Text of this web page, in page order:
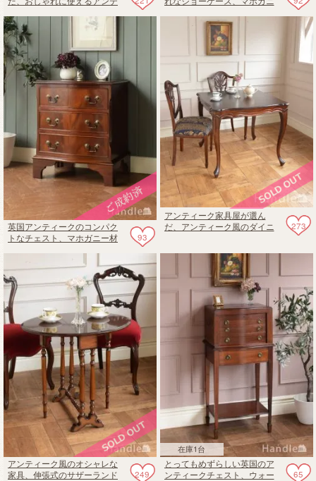
93
英国アンティークのコンパク
トなチェスト、マホガニー材
273
アンティーク家具屋が選ん
だ、アンティーク風のダイニ
249
アンティーク風のオシャレな
家具、伸張式のサザーランド
在庫1台
65
とってもめずらしい英国のア
ンティークチェスト、ウォー